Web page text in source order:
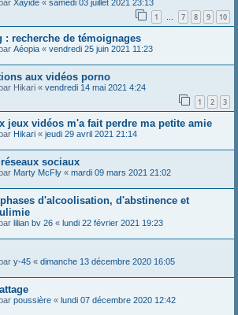
Xayide « samedi 03 juillet 2021 23:13
1 … 7 8 9 10
: recherche de témoignages
Aéopia « vendredi 25 juin 2021 11:23
aux vidéos porno
Hikari « vendredi 14 mai 2021 4:24
1 2 3
jeux vidéos m'a fait perdre ma petite amie
Hikari « jeudi 29 avril 2021 21:14
sociaux
Marty McFly « mardi 09 mars 2021 21:02
d'alcoolisation, d'abstinence et
lilian bv 26 « lundi 22 février 2021 19:23
y-45 « dimanche 13 décembre 2020 16:05
poussière « lundi 07 décembre 2020 12:42